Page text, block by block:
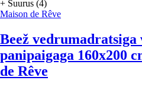
+ Suurus (4)
Maison de Rêve
Beež vedrumadratsiga
panipaigaga 160x200
de Rêve